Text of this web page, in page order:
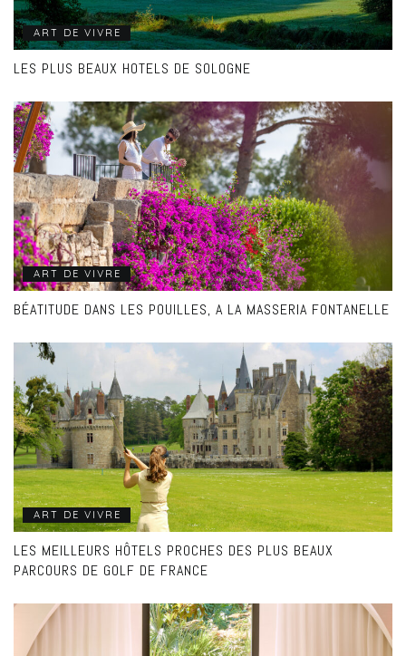
ART DE VIVRE
LES PLUS BEAUX HOTELS DE SOLOGNE
ART DE VIVRE
BÉATITUDE DANS LES POUILLES, A LA MASSERIA FONTANELLE
ART DE VIVRE
LES MEILLEURS HÔTELS PROCHES DES PLUS BEAUX
PARCOURS DE GOLF DE FRANCE